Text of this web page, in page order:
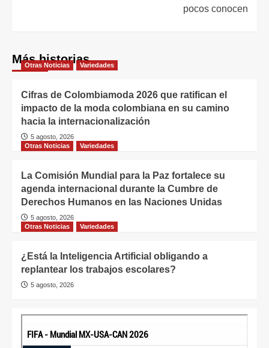
pocos conocen
Más historias
Otras Noticias Variedades
Cifras de Colombiamoda 2026 que ratifican el
impacto de la moda colombiana en su camino
hacia la internacionalización
5 agosto, 2026
Otras Noticias
Variedades
La Comisión Mundial para la Paz fortalece su
agenda internacional durante la Cumbre de
Derechos Humanos en las Naciones Unidas
5 agosto, 2026
Otras Noticias
Variedades
¿Está la Inteligencia Artificial obligando a
replantear los trabajos escolares?
5 agosto, 2026